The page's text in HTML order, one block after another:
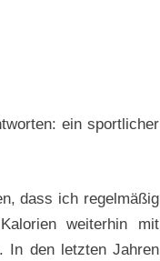
ein sportlicher
dass ich regelmäßig
weiterhin mit
In den letzten Jahren